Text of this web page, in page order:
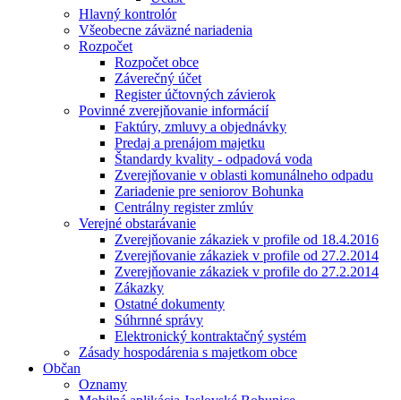
Hlavný kontrolór
Všeobecne záväzné nariadenia
Rozpočet
Rozpočet obce
Záverečný účet
Register účtovných závierok
Povinné zverejňovanie informácií
Faktúry, zmluvy a objednávky
Predaj a prenájom majetku
Štandardy kvality - odpadová voda
Zverejňovanie v oblasti komunálneho odpadu
Zariadenie pre seniorov Bohunka
Centrálny register zmlúv
Verejné obstarávanie
Zverejňovanie zákaziek v profile od 18.4.2016
Zverejňovanie zákaziek v profile od 27.2.2014
Zverejňovanie zákaziek v profile do 27.2.2014
Zákazky
Ostatné dokumenty
Súhrnné správy
Elektronický kontraktačný systém
Zásady hospodárenia s majetkom obce
Občan
Oznamy